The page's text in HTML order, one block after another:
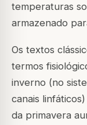
temperaturas
armazenado
Os textos
termos
inverno (no
canais
da primavera